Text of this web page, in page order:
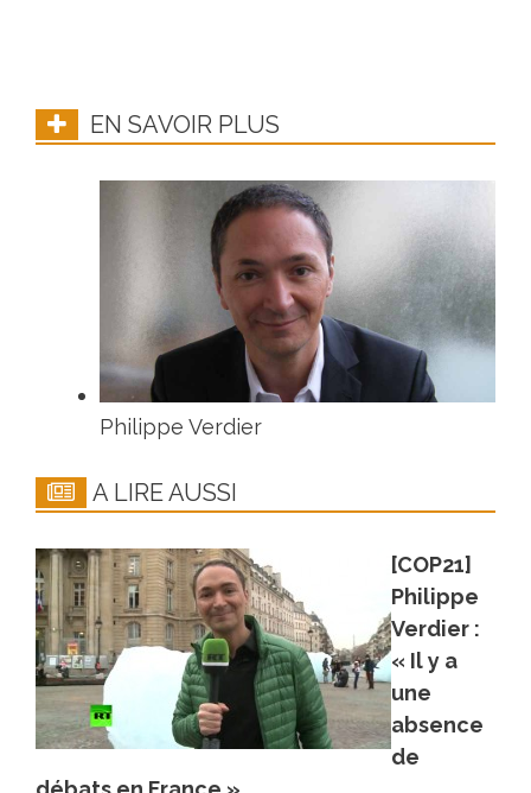
EN SAVOIR PLUS
Philippe Verdier
A LIRE AUSSI
[COP21]
Philippe
Verdier :
« Il y a
une
absence
de